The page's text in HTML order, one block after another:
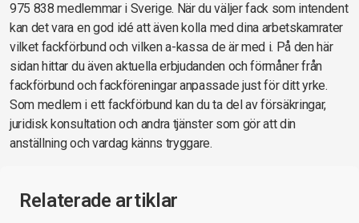
975 838 medlemmar i Sverige. När du väljer fack som intendent
kan det vara en god idé att även kolla med dina arbetskamrater
vilket fackförbund och vilken a-kassa de är med i. På den här
sidan hittar du även aktuella erbjudanden och förmåner från
fackförbund och fackföreningar anpassade just för ditt yrke.
Som medlem i ett fackförbund kan du ta del av försäkringar,
juridisk konsultation och andra tjänster som gör att din
anställning och vardag känns tryggare.
Relaterade artiklar